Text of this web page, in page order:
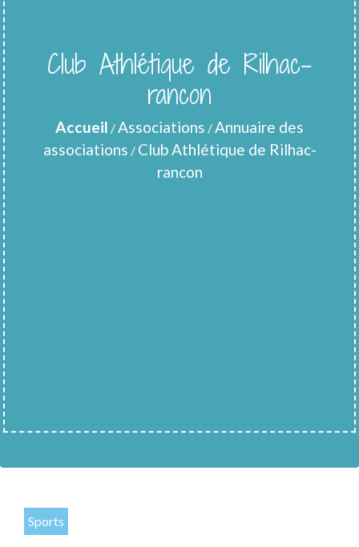
Club Athlétique de Rilhac-
rancon
Accueil /Associations /Annuaire des
associations / Club Athlétique de Rilhac-
rancon
Sports